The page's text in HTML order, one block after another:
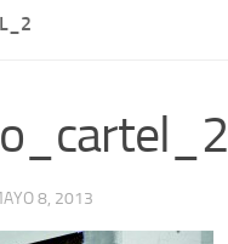
8, 2013